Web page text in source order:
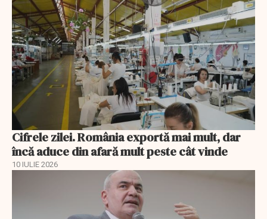
Cifrele zilei. România exportă mai mult, dar
încă aduce din afară mult peste cât vinde
10 IULIE 2026